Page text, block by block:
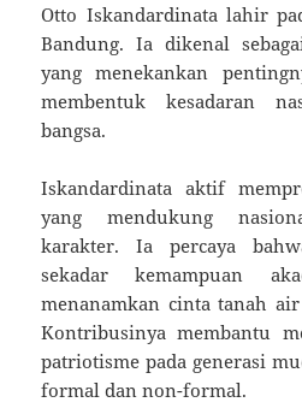
Otto Iskandardinata lahir
Bandung. Ia dikenal
yang menekankan
membentuk kesadaran
bangsa.
Iskandardinata aktif
yang mendukung
karakter. Ia percaya
sekadar kemampuan
menanamkan cinta tanah
Kontribusinya membantu
patriotisme pada generasi
formal dan non-formal.